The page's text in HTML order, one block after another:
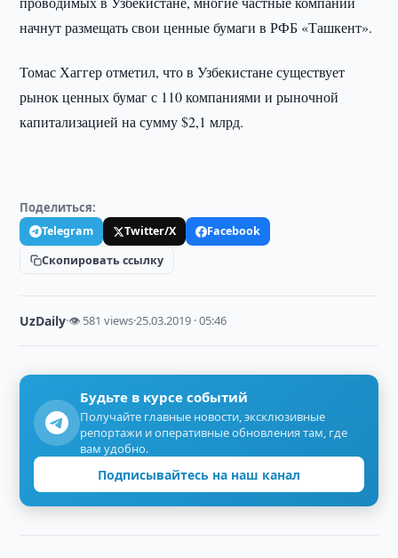
начнут размещать свои ценные бумаги в РФБ «Ташкент».
Томас Хаггер отметил, что в Узбекистане существует
рынок ценных бумаг с 110 компаниями и рыночной
капитализацией на сумму $2,1 млрд.
Поделиться:
Telegram Twitter/X
Facebook
Скопировать ссылку
UzDaily·👁 581 views·25.03.2019 · 05:46
Будьте в курсе событий
Получайте главные новости, эксклюзивные
репортажи и оперативные обновления там, где
вам удобно.
Подписывайтесь на наш канал